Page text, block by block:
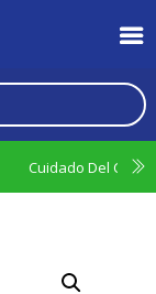
Cuidado Del